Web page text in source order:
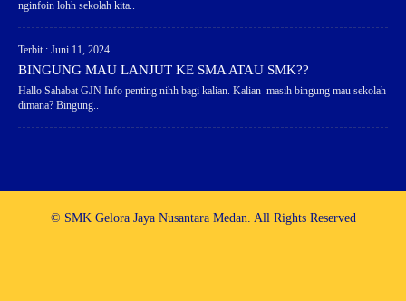
nginfoin lohh sekolah kita..
Terbit : Juni 11, 2024
BINGUNG MAU LANJUT KE SMA ATAU SMK??
Hallo Sahabat GJN Info penting nihh bagi kalian. Kalian masih bingung mau sekolah
dimana? Bingung..
© SMK Gelora Jaya Nusantara Medan. All Rights Reserved